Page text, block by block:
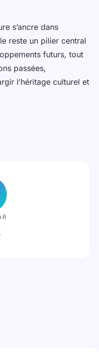
s’ancre dans
reste un pilier central
futurs, tout
passées,
l’héritage culturel et